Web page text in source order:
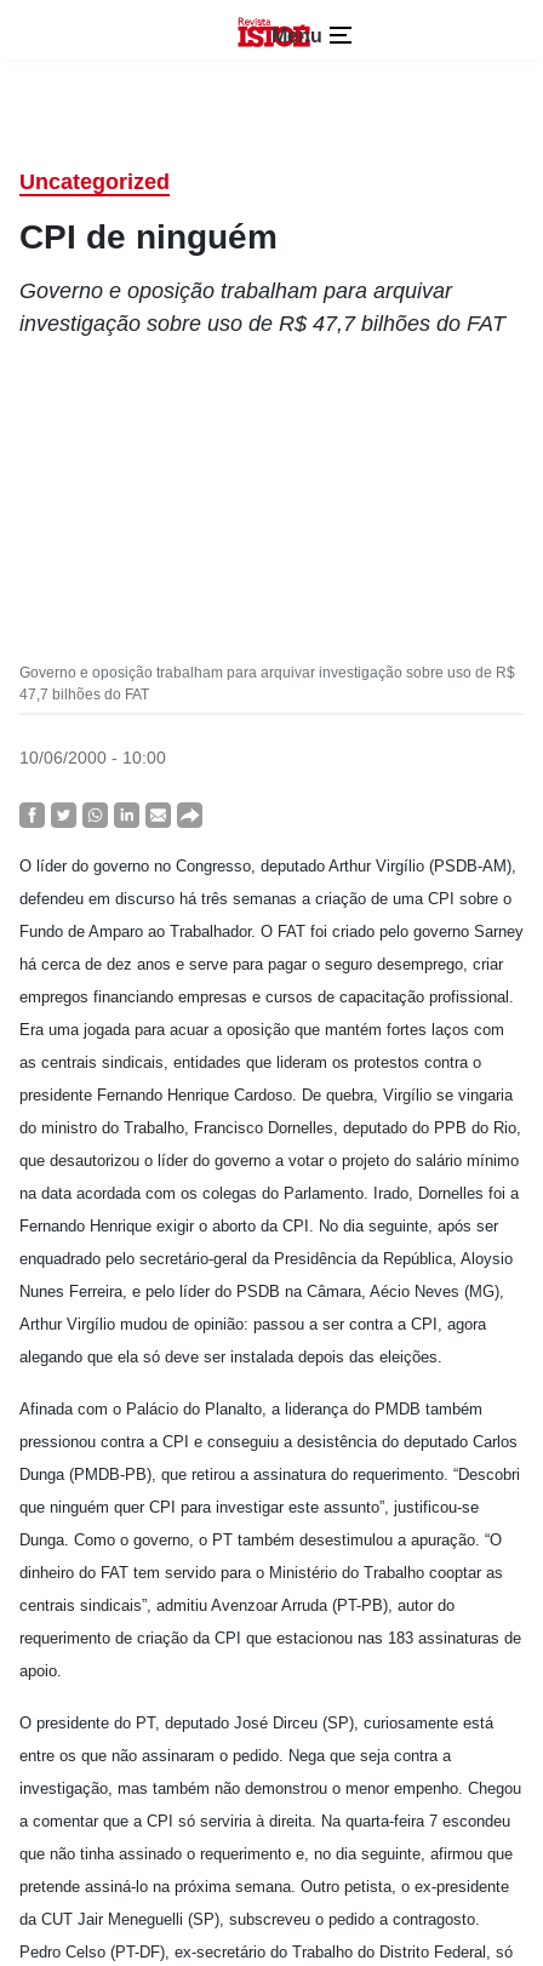
Menu
Uncategorized
CPI de ninguém
Governo e oposição trabalham para arquivar
investigação sobre uso de R$ 47,7 bilhões do FAT
Governo e oposição trabalham para arquivar investigação sobre uso de R$
47,7 bilhões do FAT
10/06/2000 - 10:00
O líder do governo no Congresso, deputado Arthur Virgílio (PSDB-AM),
defendeu em discurso há três semanas a criação de uma CPI sobre o
Fundo de Amparo ao Trabalhador. O FAT foi criado pelo governo Sarney
há cerca de dez anos e serve para pagar o seguro desemprego, criar
empregos financiando empresas e cursos de capacitação profissional.
Era uma jogada para acuar a oposição que mantém fortes laços com
as centrais sindicais, entidades que lideram os protestos contra o
presidente Fernando Henrique Cardoso. De quebra, Virgílio se vingaria
do ministro do Trabalho, Francisco Dornelles, deputado do PPB do Rio,
que desautorizou o líder do governo a votar o projeto do salário mínimo
na data acordada com os colegas do Parlamento. Irado, Dornelles foi a
Fernando Henrique exigir o aborto da CPI. No dia seguinte, após ser
enquadrado pelo secretário-geral da Presidência da República, Aloysio
Nunes Ferreira, e pelo líder do PSDB na Câmara, Aécio Neves (MG),
Arthur Virgílio mudou de opinião: passou a ser contra a CPI, agora
alegando que ela só deve ser instalada depois das eleições.
Afinada com o Palácio do Planalto, a liderança do PMDB também
pressionou contra a CPI e conseguiu a desistência do deputado Carlos
Dunga (PMDB-PB), que retirou a assinatura do requerimento. “Descobri
que ninguém quer CPI para investigar este assunto”, justificou-se
Dunga. Como o governo, o PT também desestimulou a apuração. “O
dinheiro do FAT tem servido para o Ministério do Trabalho cooptar as
centrais sindicais”, admitiu Avenzoar Arruda (PT-PB), autor do
requerimento de criação da CPI que estacionou nas 183 assinaturas de
apoio.
O presidente do PT, deputado José Dirceu (SP), curiosamente está
entre os que não assinaram o pedido. Nega que seja contra a
investigação, mas também não demonstrou o menor empenho. Chegou
a comentar que a CPI só serviria à direita. Na quarta-feira 7 escondeu
que não tinha assinado o requerimento e, no dia seguinte, afirmou que
pretende assiná-lo na próxima semana. Outro petista, o ex-presidente
da CUT Jair Meneguelli (SP), subscreveu o pedido a contragosto.
Pedro Celso (PT-DF), ex-secretário do Trabalho do Distrito Federal, só